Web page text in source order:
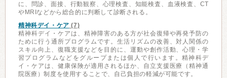
に、問診、面接、行動観察、心理検査、知能検査、血液検査、CT
やMRIなどから総合的に判断して診断される。
精神科デイ・ケア (7)
精神科デイ・ケアは、精神障害のある方が社会復帰や再発予防の
ために行う通所プログラムです。生活リズムの改善、対人関係の
スキル向上、復職支援などを目的に、運動や創作活動、心理・学
習プログラムなどをグループまたは個人で行います。精神科デ
イ・ケアは、健康保険が適用されるほか、自立支援医療（精神通
院医療）制度を使用することで、自己負担の軽減が可能です。